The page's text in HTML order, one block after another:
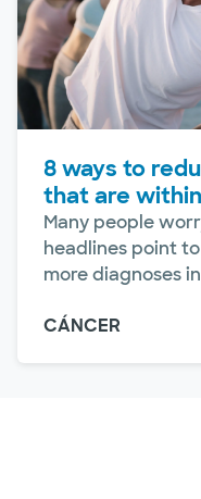
8 ways to
that are
Many people
headlines point
more diagnoses
CÁNCER